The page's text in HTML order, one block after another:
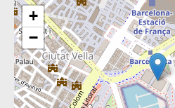
+
−